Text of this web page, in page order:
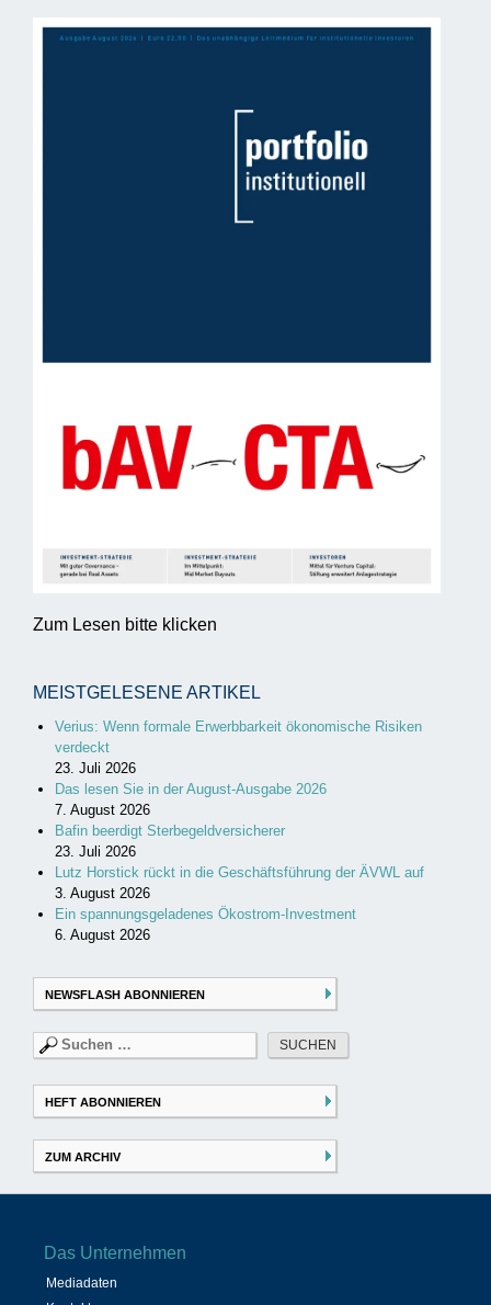
Zum Lesen bitte klicken
MEISTGELESENE ARTIKEL
Verius: Wenn formale Erwerbbarkeit ökonomische Risiken
verdeckt
23. Juli 2026
Das lesen Sie in der August-Ausgabe 2026
7. August 2026
Bafin beerdigt Sterbegeldversicherer
23. Juli 2026
Lutz Horstick rückt in die Geschäftsführung der ÄVWL auf
3. August 2026
Ein spannungsgeladenes Ökostrom-Investment
6. August 2026
NEWSFLASH ABONNIEREN
Suchen
nach:
HEFT ABONNIEREN
ZUM ARCHIV
Das Unternehmen
Mediadaten